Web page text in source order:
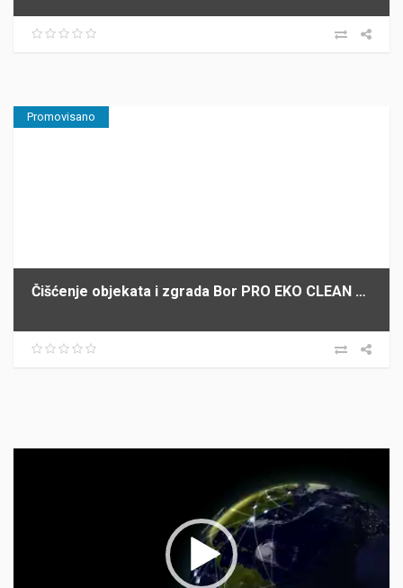
Promovisano
Čišćenje objekata i zgrada Bor PRO EKO CLEAN S.M